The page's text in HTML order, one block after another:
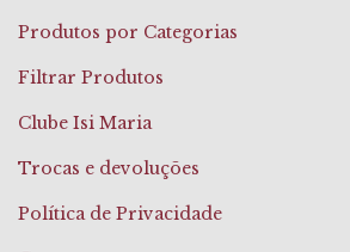
Produtos por Categorias
Filtrar Produtos
Clube Isi Maria
Trocas e devoluções
Política de Privacidade